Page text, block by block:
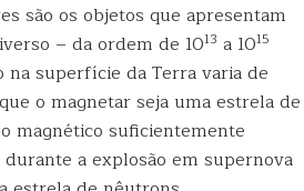
são os objetos que apresentam
– da ordem de 1013 a 1015
na superfície da Terra varia de
o magnetar seja uma estrela de
magnético suficientemente
a explosão em supernova